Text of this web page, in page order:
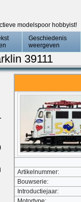
modelspoor hobbyist!
Geschiedenis
weergeven
39111
Artikelnummer:
Bouwserie:
Introductiejaar: